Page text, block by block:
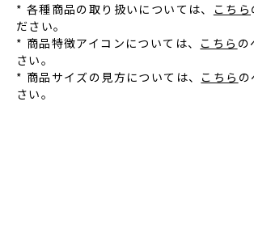
* 各種商品の取り扱いについては、 こちら
ださい。
* 商品特徴アイコンについては、 こちら の
さい。
* 商品サイズの見方については、 こちら
さい。